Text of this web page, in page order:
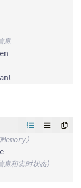
息
）
和实时状态）